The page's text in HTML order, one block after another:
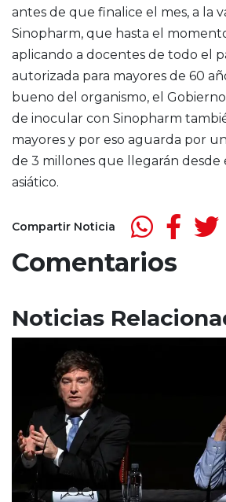
antes de que finalice el mes, a la
Sinopharm, que hasta el
aplicando a docentes de todo el
autorizada para mayores de 60
bueno del organismo, el
de inocular con Sinopharm
mayores y por eso aguarda por
de 3 millones que llegarán
asiático.
Compartir Noticia
Comentarios
Noticias